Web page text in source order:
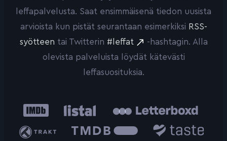
leffapalvelusta. Saat ensimmäisenä tiedon uusista
arvioista kun pistät seurantaan esimerkiksi RSS-
syötteen tai Twitterin #leffat
-hashtagin. Alla
olevista palveluista löydät kätevästi
leffasuosituksia.
IMDb Listal